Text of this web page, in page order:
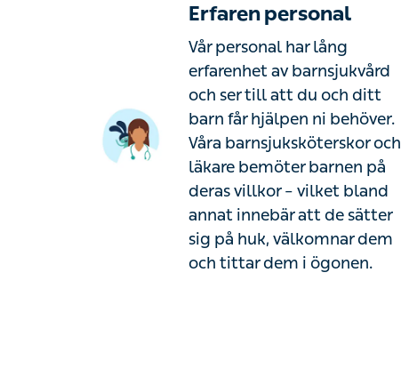
Erfaren personal
Vår personal har lång
erfarenhet av barnsjukvård
och ser till att du och ditt
barn får hjälpen ni behöver.
Våra barnsjuksköterskor och
läkare bemöter barnen på
deras villkor – vilket bland
annat innebär att de sätter
sig på huk, välkomnar dem
och tittar dem i ögonen.